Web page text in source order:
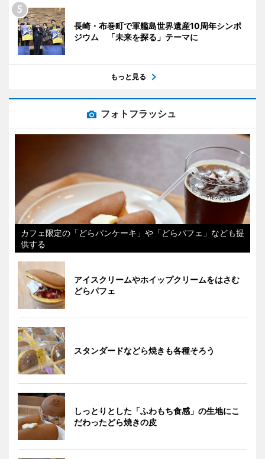
長崎・布巻町で軍艦島世界遺産10周年シンポ
ジウム 「未来を探る」テーマに
もっと見る
フォトフラッシュ
カフェ限定の「どらパンケーキ」や「どらパフェ」なども提
供する
アイスクリームやホイップクリームをはさむ
どらパフェ
スタンダードなどら焼きも各種そろう
しっとりとした「ふわもち食感」の生地にこ
だわったどら焼きの皮